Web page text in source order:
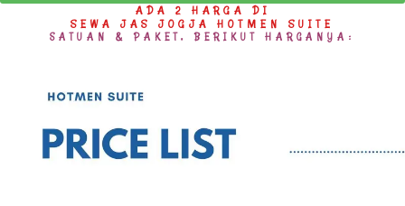
ADA 2 HARGA DI
SEWA JAS JOGJA HOTMEN SUITE
SATUAN & PAKET, BERIKUT HARGANYA: